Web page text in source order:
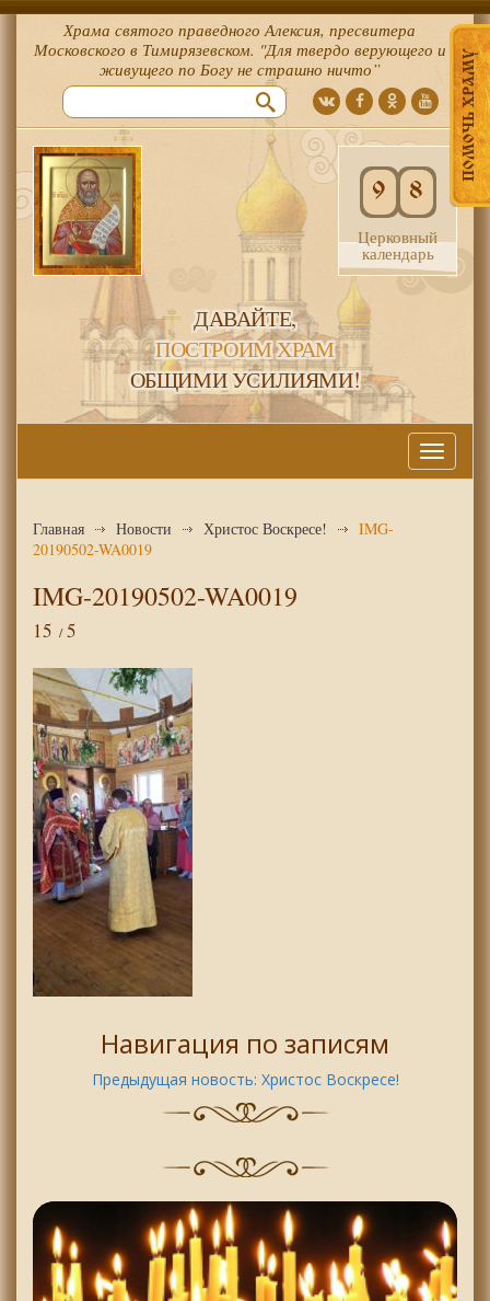
ПОМОЧЬ ХРАМУ
Храма святого праведного Алексия, пресвитера
Московского в Тимирязевском. "Для твердо верующего и
живущего по Богу не страшно ничто”
9 8
Церковный
календарь
ДАВАЙТЕ,
ПОСТРОИМ ХРАМ
ОБЩИМИ УСИЛИЯМИ!
Меню
Главная Новости Христос Воскресе!
IMG-
20190502-WA0019
IMG-20190502-WA0019
15 5
Навигация по записям
Предыдущая новость: Христос Воскресе!